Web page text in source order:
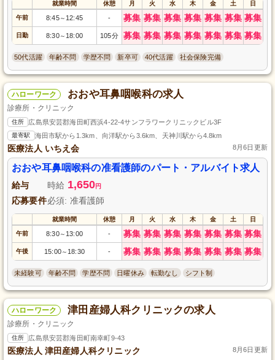
就業時間 休憩 月 火 水 木 金 土 日
午前 8:45～ 12:45 - 募集 募集 募集 募集 募集 募集 募集
日勤 8:30～ 18:00 105分 募集 募集 募集 募集 募集 募集 募集
50代活躍 年齢不問 学歴不問 新卒可 40代活躍 社会保険完備
ハローワーク おおや耳鼻咽喉科の求人
診療所・クリニック
住所 広島県安芸郡海田町西浜4-22-4サンフラワークリニックビル3F
最寄駅 海田市駅から1.3km、向洋駅から3.6km、天神川駅から4.8km
医療法人 いちえ会 8月6日更新
おおや耳鼻咽喉科の准看護師のパート・アルバイト求人
給与 時給 1,650円
応募要件必須: 准看護師
就業時間 休憩 月 火 水 木 金 土 日
午前 8:30～ 13:00 - 募集 募集 募集 募集 募集 募集 募集
午後 15:00～ 18:30 - 募集 募集 募集 募集 募集 募集 募集
未経験可 年齢不問 学歴不問 日曜休み 転勤なし シフト制
ハローワーク 津田産婦人科クリニックの求人
診療所・クリニック
住所 広島県安芸郡海田町南幸町9-43
医療法人 津田産婦人科クリニック 8月6日更新